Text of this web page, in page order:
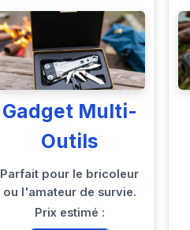
Gadget Multi-
Outils
Parfait pour le bricoleur
ou l'amateur de survie.
Prix estimé :